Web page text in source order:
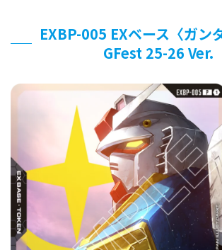
EXBP-005 EXベース〈ガン
GFest 25-26 Ver.